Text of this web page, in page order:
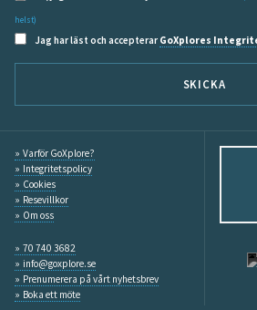
helst)
Jag har läst och accepterar GoXplores
SKICKA
Varför GoXplore?
Integritetspolicy
Cookies
Resevillkor
Om oss
70 740 3682
info@goxplore.se
Prenumerera på vårt nyhetsbrev
Boka ett möte